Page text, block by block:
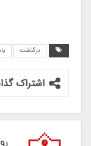
درگذشت
اشتراک